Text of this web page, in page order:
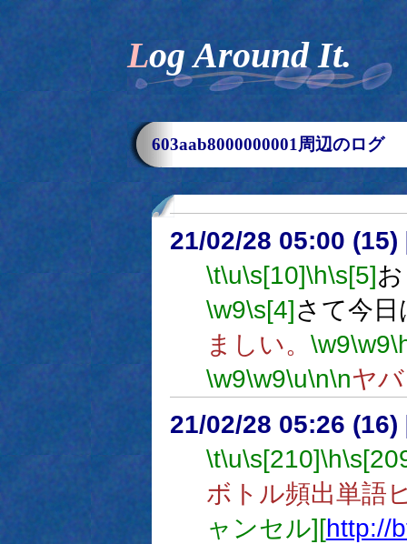
Log Around It.
603aab8000000001周辺のログ
21/02/28 05:00 (15)
\t\u\s[10]\h\s[5]
\w9\s[4]さて今
ましい。 \w9\w9
\w9\w9\u\n\nヤ
21/02/28 05:26 (16)
\t\u\s[210]\h
ボトル頻出単語
ャンセル][http://